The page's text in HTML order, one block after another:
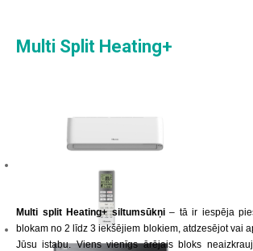
Multi Split Heating+
Multi split Heating+ siltumsūkņi– tā ir iespēja
blokam no 2 līdz 3 iekšējiem blokiem, atdzesējot vai
Jūsu istabu. Viens vienīgs ārējais bloks